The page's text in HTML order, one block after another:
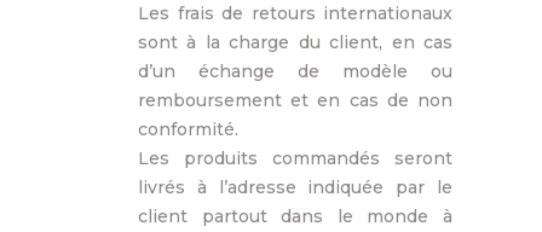
Les frais de retours internationaux
sont à la charge du client, en cas
d’un échange de modèle ou
remboursement et en cas de non
conformité.
Les produits commandés seront
livrés à l’adresse indiquée par le
client partout dans le monde à